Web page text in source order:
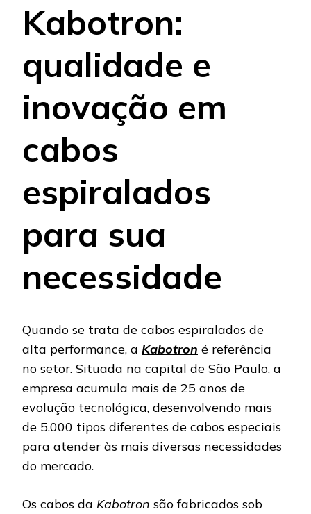
Kabotron:
qualidade e
inovação em
cabos
espiralados
para sua
necessidade
Quando se trata de cabos espiralados de
alta performance, a Kabotron é referência
no setor. Situada na capital de São Paulo, a
empresa acumula mais de 25 anos de
evolução tecnológica, desenvolvendo mais
de 5.000 tipos diferentes de cabos especiais
para atender às mais diversas necessidades
do mercado.
Os cabos da Kabotron são fabricados sob